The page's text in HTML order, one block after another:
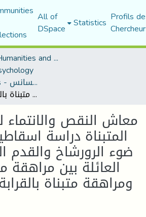
All of
DSpace Statistics Profils
Faculty of Humanities and Social Sciences
Graduate Reports - تقارير الليسانس
معاش النقص والانتماء لدى المراهِقة المتبناة دراسة اسقاطية مقارنة في ضوء الرورشاخ والقدم السوداء ورسم العائلة بين مراهقة متبناة مسعفة ومراهقة متبناة بالقرابة(داخل عائلي)
معاش النقص والانتماء
المتبناة دراسة
ضوء الرورشاخ والقدم
العائلة بين
ومراهقة متبناة